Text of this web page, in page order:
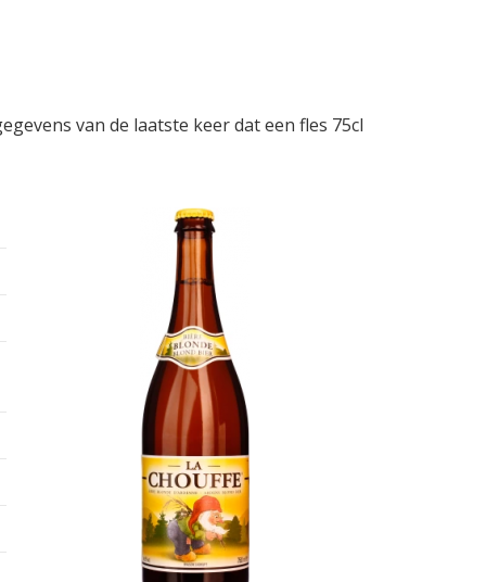
van de laatste keer dat een fles 75cl